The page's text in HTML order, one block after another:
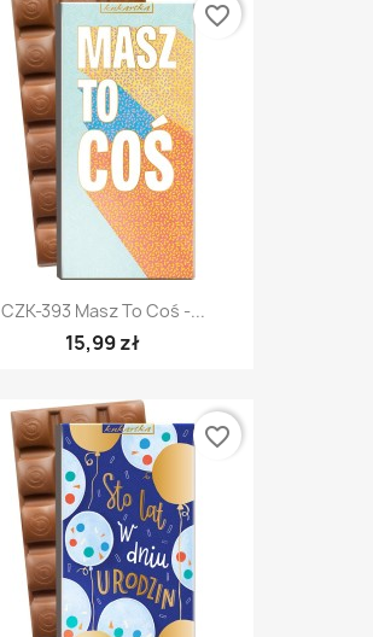
CZK-393 Masz To Coś -...
15,99 zł
favorite_border
favorite_border